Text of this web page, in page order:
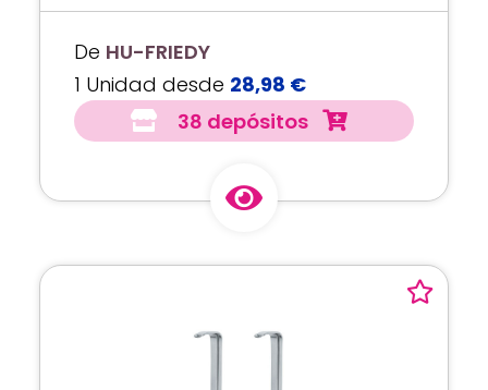
De HU-FRIEDY
1 Unidad desde 28,98 €
38 depósitos